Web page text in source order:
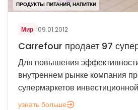
ПРОДУКТЫ ПИТАНИЯ, НАПИТКИ
Мир |09.01.2012
Carrefour продает 97
Для повышения
внутреннем рынке компания
супермаркетов
узнать больше